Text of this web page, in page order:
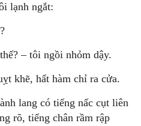
lạnh ngắt:
– tôi ngồi nhỏm dậy.
khẽ, hất hàm chỉ ra cửa.
lang có tiếng nấc cụt liên
rõ, tiếng chân rầm rập